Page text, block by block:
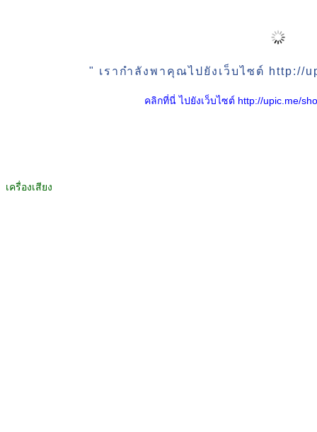
" เรากำลังพาคุณไปยังเว็บไซต์ http://
คลิกที่นี่ ไปยังเว็บไซต์ http://upic.me/
เครื่องเสียง